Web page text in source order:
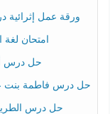
ورقة عمل إثرائية
امتحان
حل درس
حل درس فاطمة بنت
حل درس الطريق